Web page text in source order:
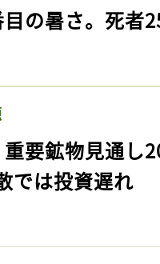
の暑さ。死者
重要鉱物見通
では投資遅れ
会員登録